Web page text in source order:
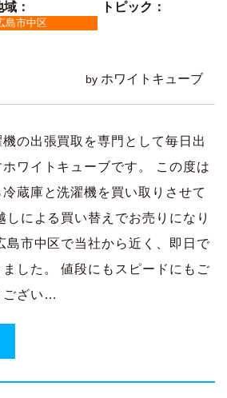
域：
島市中区
トピック：
by ホワイトキューブ
の出張買取を専門として毎日出
ワイトキューブです。 この度は
蔵庫と洗濯機を買い取りさせて
しによる買い替えでお売りになり
島市中区で当社から近く、即日で
した。 値段にもスピードにもご
ござい…